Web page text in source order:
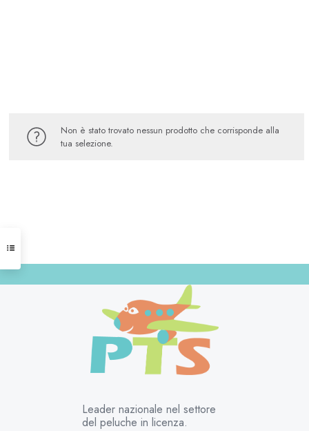
Non è stato trovato nessun prodotto che corrisponde alla
tua selezione.
Leader nazionale nel settore
del peluche in licenza.